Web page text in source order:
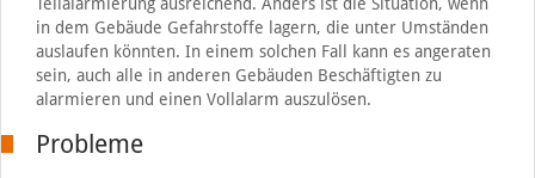
in dem Gebäude Gefahrstoffe lagern, die unter Umständen
auslaufen könnten. In einem solchen Fall kann es angeraten
sein, auch alle in anderen Gebäuden Beschäftigten zu
alarmieren und einen Vollalarm auszulösen.
Probleme